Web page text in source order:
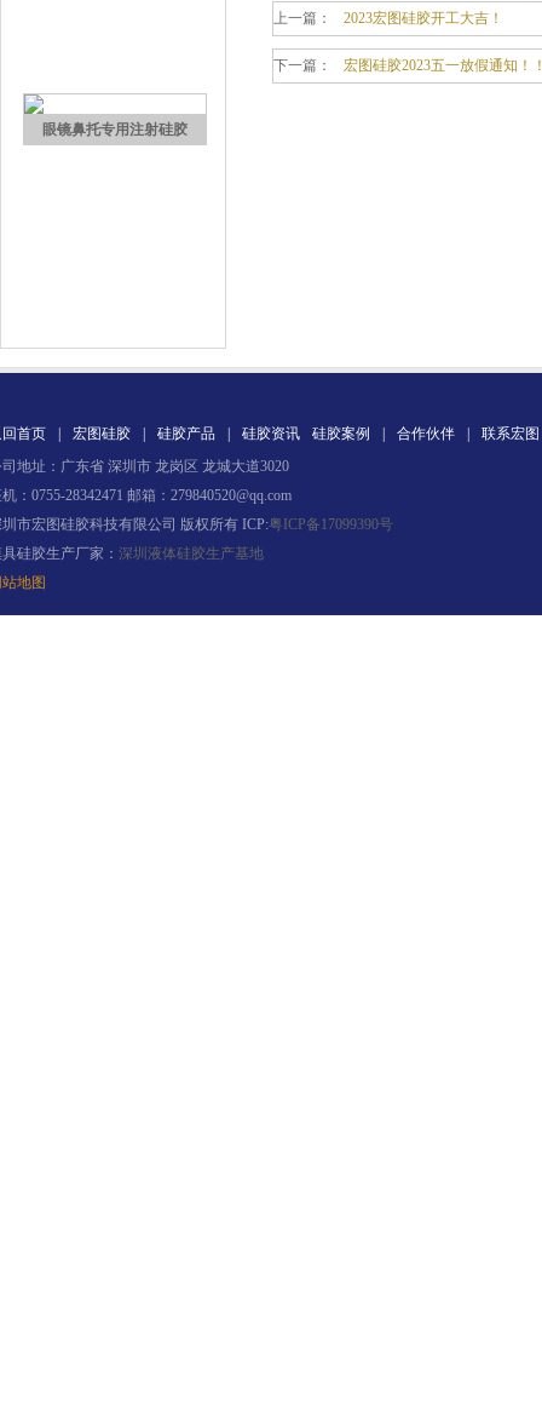
眼镜鼻托专用注射硅胶
涂布硅胶
半透明模具硅胶
上一篇： 2023宏图硅胶开工大吉！
下一篇： 宏图硅胶2023五一放假通知！
首页 宏图硅胶 硅胶产品 硅胶资讯 硅胶案例 合作伙伴
联系宏图
地址：广东省 深圳市 龙岗区 龙城大道3020
：0755-28342471 邮箱：279840520@qq.com
市宏图硅胶科技有限公司 版权所有 ICP:粤ICP备17099390号
硅胶生产厂家： 深圳液体硅胶生产基地
地图